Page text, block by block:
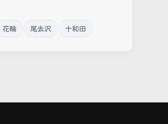
花輪 尾去沢 十和田